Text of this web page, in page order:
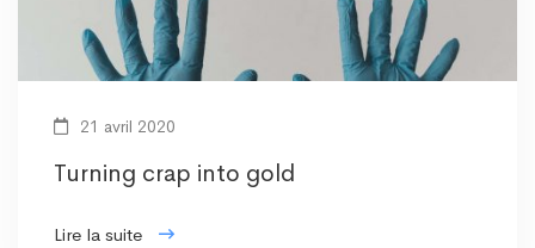
21 avril 2020
Turning crap into gold
Lire la suite